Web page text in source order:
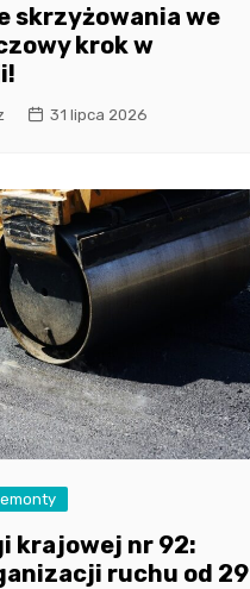
skrzyżowania we
krok w
31 lipca 2026
krajowej nr 92:
ruchu od 29